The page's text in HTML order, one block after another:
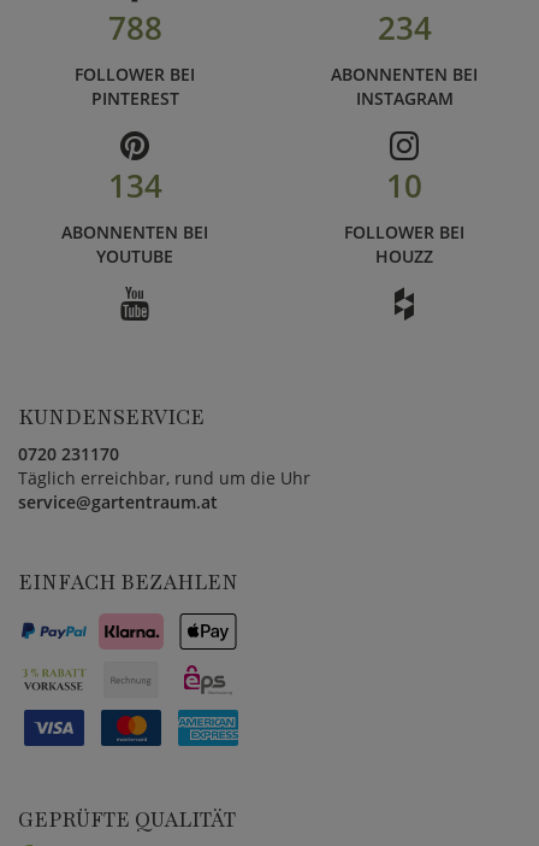
788
FOLLOWER BEI
PINTEREST
234
ABONNENTEN BEI
INSTAGRAM
134
ABONNENTEN BEI
YOUTUBE
10
FOLLOWER BEI
HOUZZ
KUNDENSERVICE
0720 231170
Täglich erreichbar, rund um die Uhr
service@gartentraum.at
EINFACH BEZAHLEN
GEPRÜFTE QUALITÄT